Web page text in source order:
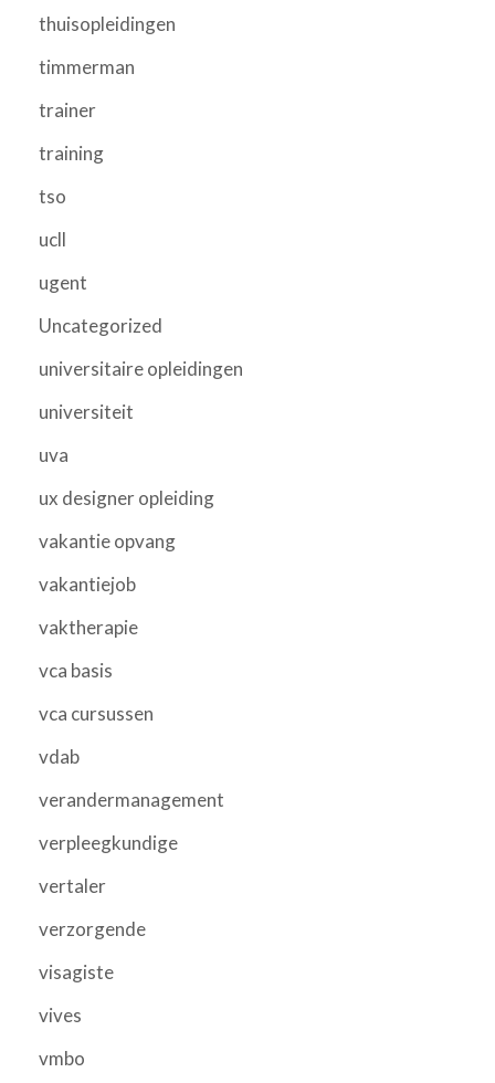
thuisopleidingen
timmerman
trainer
training
tso
ucll
ugent
Uncategorized
universitaire opleidingen
universiteit
uva
ux designer opleiding
vakantie opvang
vakantiejob
vaktherapie
vca basis
vca cursussen
vdab
verandermanagement
verpleegkundige
vertaler
verzorgende
visagiste
vives
vmbo